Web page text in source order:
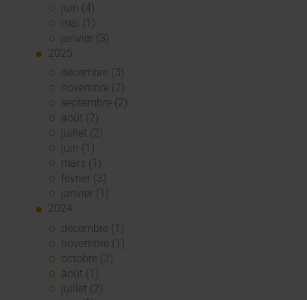
juin (4)
mai (1)
janvier (3)
2025
décembre (3)
novembre (2)
septembre (2)
août (2)
juillet (2)
juin (1)
mars (1)
février (3)
janvier (1)
2024
décembre (1)
novembre (1)
octobre (2)
août (1)
juillet (2)